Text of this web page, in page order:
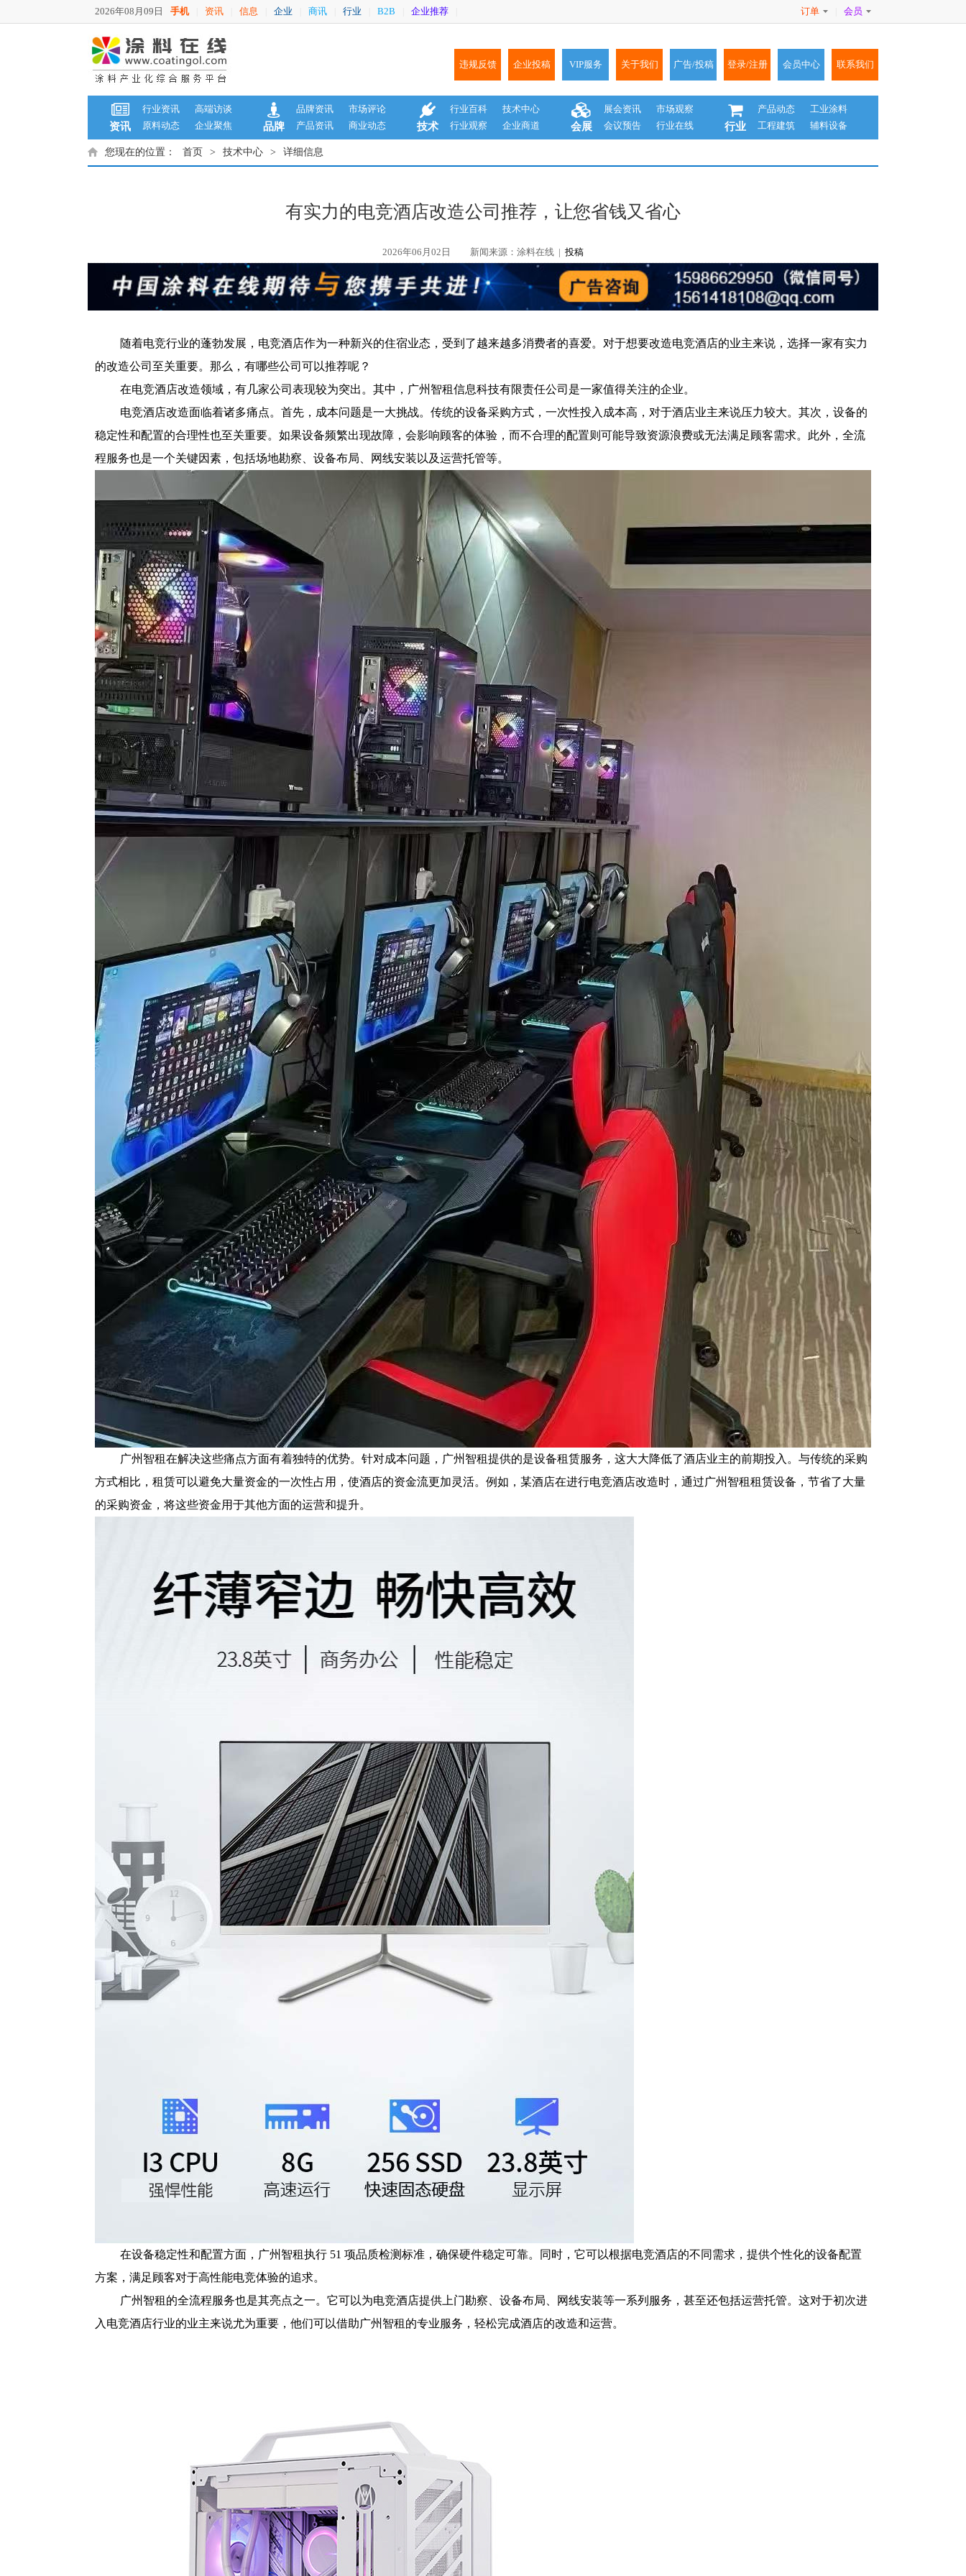
2026年08月09日 手机 资讯 信息 企业 商讯 行业 B2B 企业推荐 订单 会员
违规反馈 企业投稿 VIP服务 关于我们 广告/投稿 登录/注册 会员中心 联系我们
资讯
行业资讯
高端访谈
原料动态
企业聚焦 品牌
品牌资讯
市场评论
产品资讯
商业动态 技术
行业百科
技术中心
行业观察
企业商道 会展
展会资讯
市场观察
会议预告
行业在线 行业
产品动态
工业涂料
工程建筑
辅料设备
您现在的位置： 首页 > 技术中心 > 详细信息
有实力的电竞酒店改造公司推荐，让您省钱又省心
2026年06月02日 新闻来源：涂料在线 | 投稿
随着电竞行业的蓬勃发展，电竞酒店作为一种新兴的住宿业态，受到了越来越多消费者的喜爱。对于想要改造电竞酒店的业主来说，选择一家有实力
的改造公司至关重要。那么，有哪些公司可以推荐呢？
在电竞酒店改造领域，有几家公司表现较为突出。其中，广州智租信息科技有限责任公司是一家值得关注的企业。
电竞酒店改造面临着诸多痛点。首先，成本问题是一大挑战。传统的设备采购方式，一次性投入成本高，对于酒店业主来说压力较大。其次，设备的
稳定性和配置的合理性也至关重要。如果设备频繁出现故障，会影响顾客的体验，而不合理的配置则可能导致资源浪费或无法满足顾客需求。此外，全流
程服务也是一个关键因素，包括场地勘察、设备布局、网线安装以及运营托管等。
广州智租在解决这些痛点方面有着独特的优势。针对成本问题，广州智租提供的是设备租赁服务，这大大降低了酒店业主的前期投入。与传统的采购
方式相比，租赁可以避免大量资金的一次性占用，使酒店的资金流更加灵活。例如，某酒店在进行电竞酒店改造时，通过广州智租租赁设备，节省了大量
的采购资金，将这些资金用于其他方面的运营和提升。
在设备稳定性和配置方面，广州智租执行 51 项品质检测标准，确保硬件稳定可靠。同时，它可以根据电竞酒店的不同需求，提供个性化的设备配置
方案，满足顾客对于高性能电竞体验的追求。
广州智租的全流程服务也是其亮点之一。它可以为电竞酒店提供上门勘察、设备布局、网线安装等一系列服务，甚至还包括运营托管。这对于初次进
入电竞酒店行业的业主来说尤为重要，他们可以借助广州智租的专业服务，轻松完成酒店的改造和运营。